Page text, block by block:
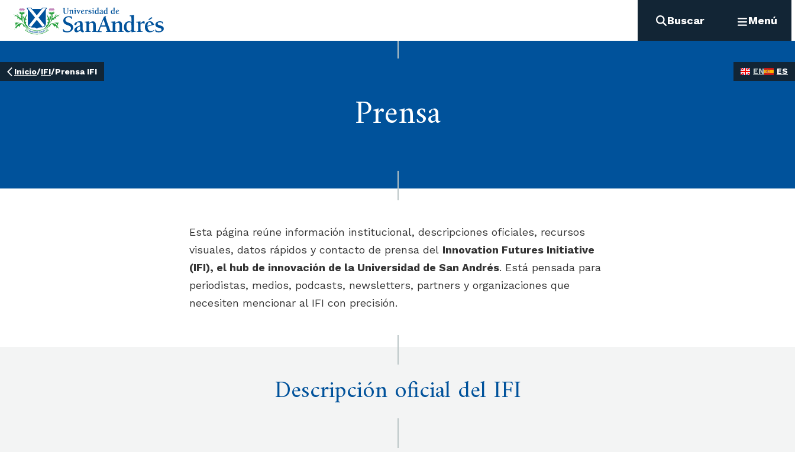
Buscar Menú
Inicio/IFI/Prensa IFI EN ES
Prensa
Esta página reúne información institucional, descripciones oficiales, recursos
visuales, datos rápidos y contacto de prensa del Innovation Futures Initiative
(IFI), el hub de innovación de la Universidad de San Andrés. Está pensada para
periodistas, medios, podcasts, newsletters, partners y organizaciones que
necesiten mencionar al IFI con precisión.
Descripción oficial del IFI